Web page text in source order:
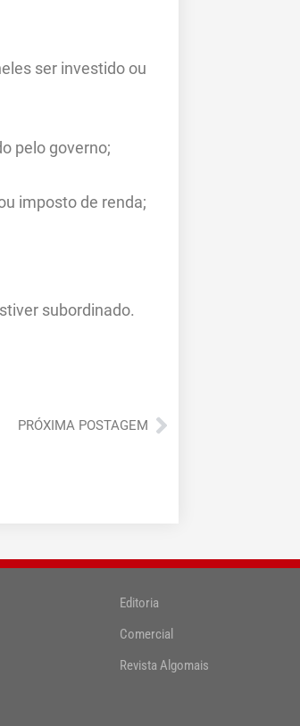
ser investido ou
pelo governo;
imposto de renda;
subordinado.
PRÓXIMA POSTAGEMPróximo
Editoria
Comercial
Revista Algomais